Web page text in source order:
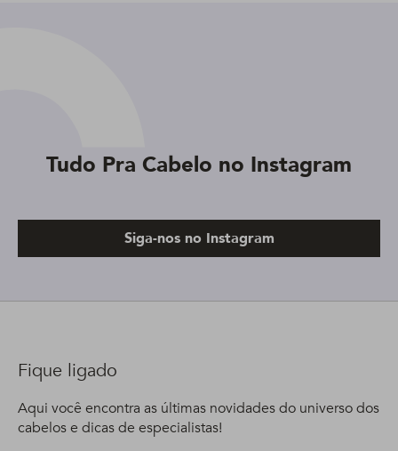
Tudo Pra Cabelo no Instagram
Siga-nos no Instagram
Fique ligado
Aqui você encontra as últimas novidades do universo dos
cabelos e dicas de especialistas!